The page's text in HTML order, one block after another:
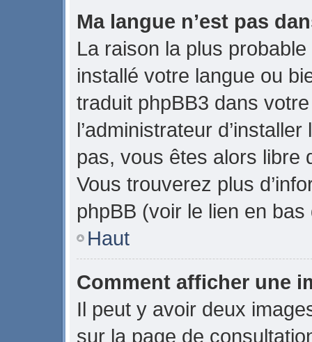
Ma langue n’est pas
La raison la plus probable
installé votre langue ou
traduit phpBB3 dans
l’administrateur
pas, vous êtes alors libre
Vous trouverez plus
phpBB (voir le lien en bas
Haut
Comment afficher une
Il peut y avoir deux
sur la page de